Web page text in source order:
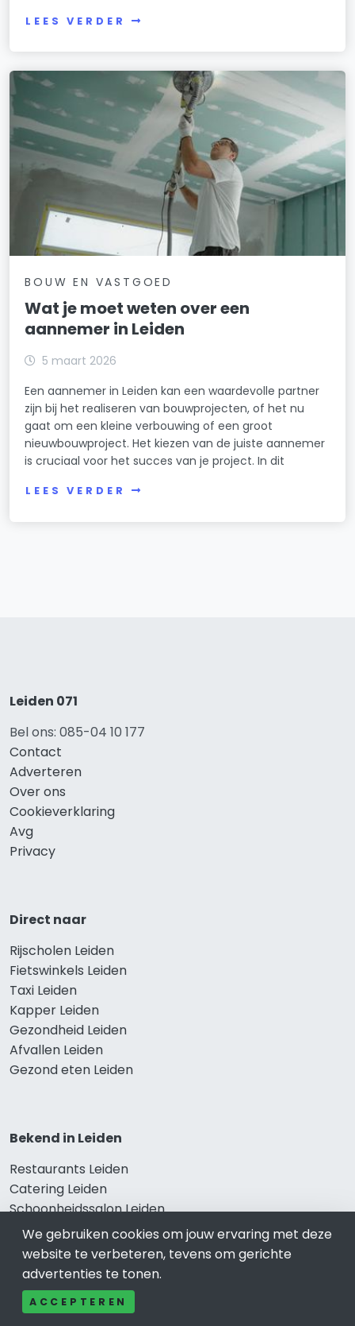
LEES VERDER
BOUW EN VASTGOED
Wat je moet weten over een
aannemer in Leiden
5 maart 2026
Een aannemer in Leiden kan een waardevolle partner
zijn bij het realiseren van bouwprojecten, of het nu
gaat om een kleine verbouwing of een groot
nieuwbouwproject. Het kiezen van de juiste aannemer
is cruciaal voor het succes van je project. In dit
LEES VERDER
Leiden 071
Bel ons: 085-04 10 177
Contact
Adverteren
Over ons
Cookieverklaring
Avg
Privacy
Direct naar
Rijscholen Leiden
Fietswinkels Leiden
Taxi Leiden
Kapper Leiden
Gezondheid Leiden
Afvallen Leiden
Gezond eten Leiden
Bekend in Leiden
Restaurants Leiden
Catering Leiden
Schoonheidssalon Leiden
Tandartspraktijken Leiden
Loodgieters Leiden
Stukadoorsbedrijf Leiden
Verhuisbedrijf Leiden
We gebruiken cookies om jouw ervaring met deze
website te verbeteren, tevens om gerichte
advertenties te tonen.
ACCEPTEREN